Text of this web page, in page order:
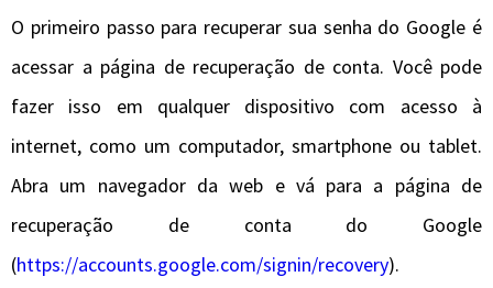
O primeiro passo para recuperar sua senha do Google é
acessar a página de recuperação de conta. Você pode
fazer isso em qualquer dispositivo com acesso à
internet, como um computador, smartphone ou tablet.
Abra um navegador da web e vá para a página de
recuperação de conta do Google
(https://accounts.google.com/signin/recovery).